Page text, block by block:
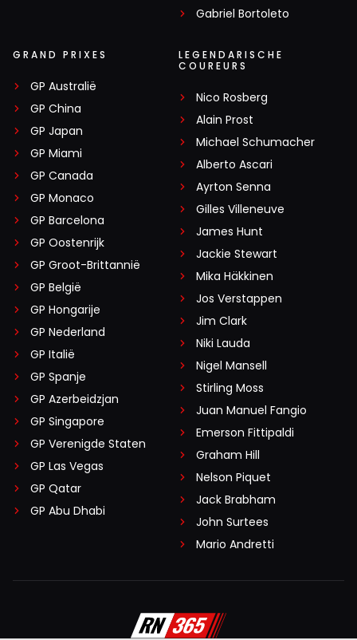
Gabriel Bortoleto
GRAND PRIXES
GP Australië
GP China
GP Japan
GP Miami
GP Canada
GP Monaco
GP Barcelona
GP Oostenrijk
GP Groot-Brittannië
GP België
GP Hongarije
GP Nederland
GP Italië
GP Spanje
GP Azerbeidzjan
GP Singapore
GP Verenigde Staten
GP Las Vegas
GP Qatar
GP Abu Dhabi
LEGENDARISCHE
COUREURS
Nico Rosberg
Alain Prost
Michael Schumacher
Alberto Ascari
Ayrton Senna
Gilles Villeneuve
James Hunt
Jackie Stewart
Mika Häkkinen
Jos Verstappen
Jim Clark
Niki Lauda
Nigel Mansell
Stirling Moss
Juan Manuel Fangio
Emerson Fittipaldi
Graham Hill
Nelson Piquet
Jack Brabham
John Surtees
Mario Andretti